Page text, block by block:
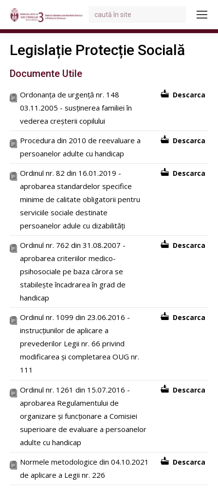
Search:
Legislație Protecție Socială
Documente Utile
Ordonanța de urgență nr. 148
03.11.2005 - susținerea familiei în
vederea creșterii copilului
Descarca
Procedura din 2010 de reevaluare a
persoanelor adulte cu handicap
Descarca
Ordinul nr. 82 din 16.01.2019 -
aprobarea standardelor specifice
minime de calitate obligatorii pentru
serviciile sociale destinate
persoanelor adule cu dizabilități
Descarca
Ordinul nr. 762 din 31.08.2007 -
aprobarea criteriilor medico-
psihosociale pe baza cărora se
stabilește încadrarea în grad de
handicap
Descarca
Ordinul nr. 1099 din 23.06.2016 -
instrucțiunilor de aplicare a
prevederilor Legii nr. 66 privind
modificarea și completarea OUG nr.
111
Descarca
Ordinul nr. 1261 din 15.07.2016 -
aprobarea Regulamentului de
organizare și funcționare a Comisiei
superioare de evaluare a persoanelor
adulte cu handicap
Descarca
Normele metodologice din 04.10.2021
de aplicare a Legii nr. 226
Descarca